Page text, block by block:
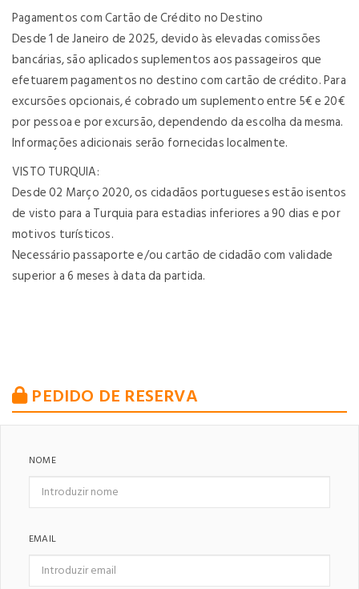
Pagamentos com Cartão de Crédito no Destino
Desde 1 de Janeiro de 2025, devido às elevadas comissões
bancárias, são aplicados suplementos aos passageiros que
efetuarem pagamentos no destino com cartão de crédito. Para
excursões opcionais, é cobrado um suplemento entre 5€ e 20€
por pessoa e por excursão, dependendo da escolha da mesma.
Informações adicionais serão fornecidas localmente.
VISTO TURQUIA:
Desde 02 Março 2020, os cidadãos portugueses estão isentos
de visto para a Turquia para estadias inferiores a 90 dias e por
motivos turísticos.
Necessário passaporte e/ou cartão de cidadão com validade
superior a 6 meses à data da partida.
PEDIDO DE RESERVA
NOME
EMAIL